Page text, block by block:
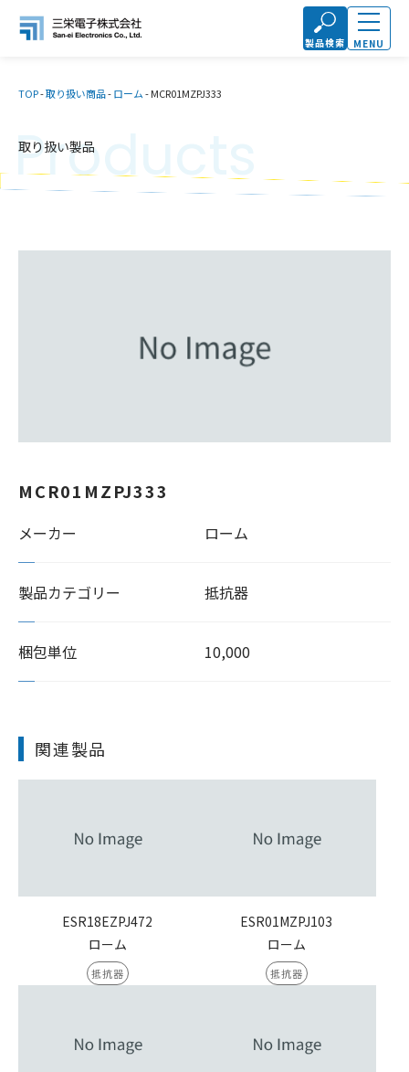
製品検索 MENU
TOP-取り扱い商品-ローム-MCR01MZPJ333
取り扱い製品
Products
MCR01MZPJ333
メーカー ローム
製品カテゴリー 抵抗器
梱包単位 10,000
関連製品
ESR18EZPJ472
ローム
抵抗器
ESR01MZPJ103
ローム
抵抗器